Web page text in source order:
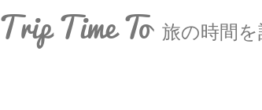
Trip Time To 旅の時間